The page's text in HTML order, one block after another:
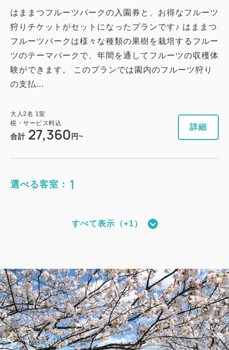
はままつフルーツパークの入園券と、お得なフルーツ
狩りチケットがセットになったプランです♪ はままつ
フルーツパークは様々な種類の果樹を栽培するフルー
ツのテーマパークで、年間を通してフルーツの収穫体
験ができます。 このプランでは園内のフルーツ狩り
の支払...
大人 2名 1 室
税・サービス料込
合計 27,360 円~
詳細
選べる客室： 1
税・サービス料込
会員価格 27,360円~
獲得ポイント 497~
禁煙 27.00m 1~4名
シングルサイズ×2 Wi-Fiあり（無料）
すべて表示（+1）